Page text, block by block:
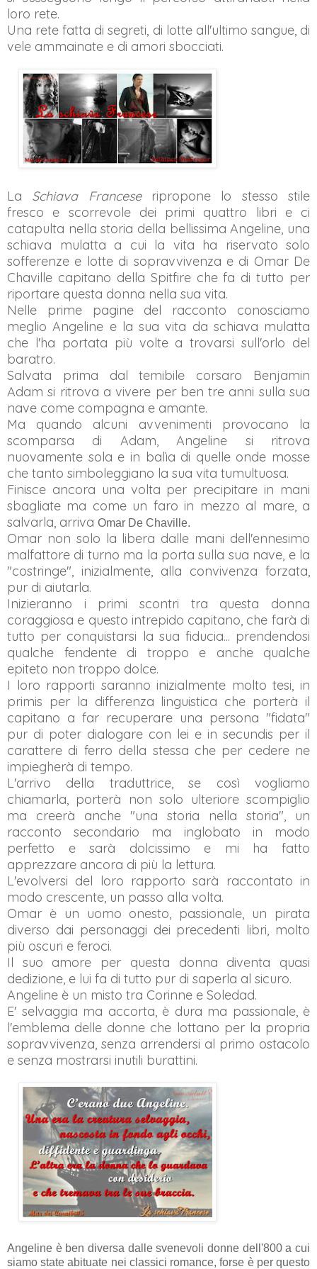
loro rete.
Una rete fatta di segreti, di lotte all'ultimo sangue, di
vele ammainate e di amori sbocciati.
La Schiava Franceseripropone lo stesso stile
fresco e scorrevole dei primi quattro libri e ci
catapulta nella storia della bellissima Angeline, una
schiava mulatta a cui la vita ha riservato solo
sofferenze e lotte di sopravvivenza e di Omar De
Chaville capitano della Spitfire che fa di tutto per
riportare questa donna nella sua vita.
Nelle prime pagine del racconto conosciamo
meglioAngeline ela sua vita da schiava mulatta
che l'ha portata più volte a trovarsi sull'orlo del
baratro.
Salvata prima dal temibile corsaro Benjamin
Adam si ritrova a vivere per ben tre anni sulla sua
nave come compagna e amante.
Ma quando alcuni avvenimenti provocano la
scomparsa di Adam, Angeline si ritrova
nuovamente sola e in balìa di quelle onde mosse
che tanto simboleggiano la sua vita tumultuosa.
Finisce ancora una volta per precipitare in mani
sbagliate ma come un faro in mezzo al mare, a
salvarla, arriva Omar De Chaville.
Omar non solo la libera dalle mani dell'ennesimo
malfattore di turno ma la porta sulla sua nave, e la
"costringe", inizialmente, alla convivenza forzata,
pur di aiutarla.
Inizieranno i primi scontri tra questa donna
coraggiosa e questo intrepido capitano, che farà di
tutto per conquistarsi la sua fiducia... prendendosi
qualche fendente di troppo e anche qualche
epiteto non troppo dolce.
I loro rapporti saranno inizialmente molto tesi, in
primis per la differenza linguistica che porterà il
capitano a far recuperare una persona "fidata"
pur di poter dialogare con lei e in secundis per il
carattere di ferro della stessa che per cedere ne
impiegherà di tempo.
L'arrivo della traduttrice, se così vogliamo
chiamarla, porterà non solo ulteriore scompiglio
ma creerà anche "una storia nella storia", un
racconto secondario ma inglobato in modo
perfetto e sarà dolcissimo e mi ha fatto
apprezzare ancora di più la lettura.
L'evolversi del
loro rapporto sarà raccontato in
modo crescente, un passo alla volta.
Omar è un uomo onesto, passionale, un pirata
diverso dai personaggi dei precedenti libri, molto
più oscuri e feroci.
Il suo amore per questa donna diventa quasi
dedizione, e lui fa di tutto pur di saperla al sicuro.
Angeline è un misto tra Corinne e Soledad.
E' selvaggia ma accorta, è dura ma passionale, è
l'emblema delle donne che lottano per la propria
sopravvivenza, senza arrendersi al primo ostacolo
e senza mostrarsi inutili burattini.
Angeline è ben diversa dalle svenevoli donne dell'800 a cui
siamo state abituate nei classici romance, forse è per questo